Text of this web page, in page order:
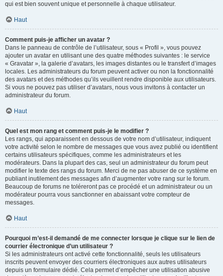
qui est bien souvent unique et personnelle à chaque utilisateur.
Haut
Comment puis-je afficher un avatar ?
Dans le panneau de contrôle de l’utilisateur, sous « Profil », vous pouvez
ajouter un avatar en utilisant une des quatre méthodes suivantes : le service
« Gravatar », la galerie d’avatars, les images distantes ou le transfert d’images
locales. Les administrateurs du forum peuvent activer ou non la fonctionnalité
des avatars et des méthodes qu’ils veuillent rendre disponible aux utilisateurs.
Si vous ne pouvez pas utiliser d’avatars, nous vous invitons à contacter un
administrateur du forum.
Haut
Quel est mon rang et comment puis-je le modifier ?
Les rangs, qui apparaissent en dessous de votre nom d’utilisateur, indiquent
votre activité selon le nombre de messages que vous avez publié ou identifient
certains utilisateurs spécifiques, comme les administrateurs et les
modérateurs. Dans la plupart des cas, seul un administrateur du forum peut
modifier le texte des rangs du forum. Merci de ne pas abuser de ce système en
publiant inutilement des messages afin d’augmenter votre rang sur le forum.
Beaucoup de forums ne toléreront pas ce procédé et un administrateur ou un
modérateur pourra vous sanctionner en abaissant votre compteur de
messages.
Haut
Pourquoi m’est-il demandé de me connecter lorsque je clique sur le lien de
courrier électronique d’un utilisateur ?
Si les administrateurs ont activé cette fonctionnalité, seuls les utilisateurs
inscrits peuvent envoyer des courriers électroniques aux autres utilisateurs
depuis un formulaire dédié. Cela permet d’empêcher une utilisation abusive